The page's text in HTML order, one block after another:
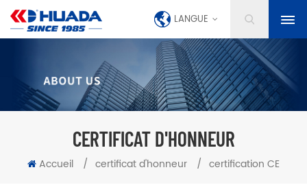
LANGUE
CERTIFICAT D'HONNEUR
Accueil / certificat d'honneur / certification CE